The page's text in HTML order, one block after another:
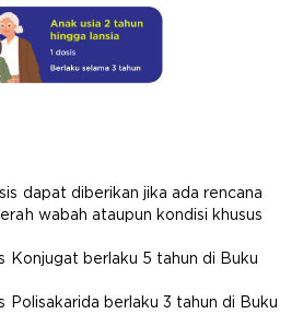
dapat diberikan jika ada rencana
wabah ataupun kondisi khusus
Konjugat berlaku 5 tahun di Buku
Polisakarida berlaku 3 tahun di Buku